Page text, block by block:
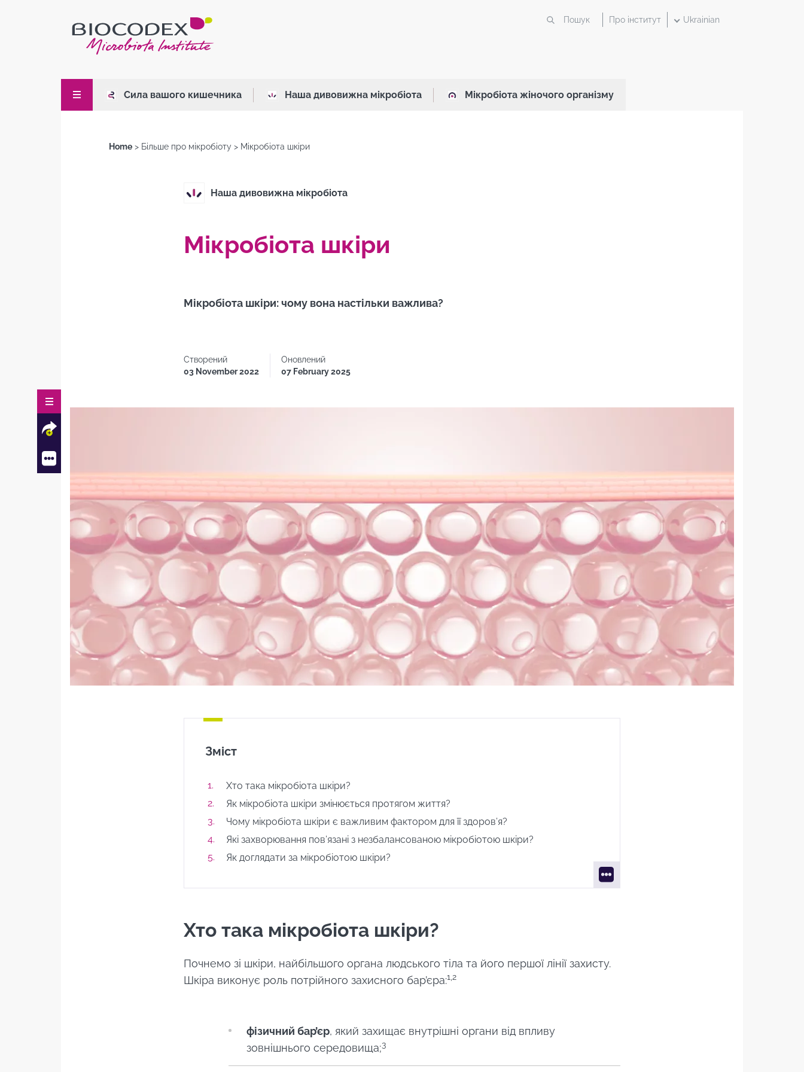
Про інститут Ukrainian
Сила вашого кишечника Наша дивовижна мікробіота Мікробіота жіночого організму
Home Більше про мікробіоту Мікробіота шкіри
Наша дивовижна мікробіота
Мікробіота шкіри
Мікробіота шкіри: чому вона настільки важлива?
Facebook
TwitterMail
Хто така мікробіота шкіри?
Як мікробіота шкіри змінюється
протягом життя?
Чому мікробіота шкіри є важливим
фактором для її здоров’я?
Які захворювання пов’язані з
незбалансованою мікробіотою
шкіри?
Як доглядати за мікробіотою
Створений
03 November 2022
Оновлений
07 February 2025
Зміст
Хто така мікробіота шкіри?
Як мікробіота шкіри змінюється протягом життя?
Чому мікробіота шкіри є важливим фактором для її здоров’я?
Які захворювання пов’язані з незбалансованою мікробіотою шкіри?
Як доглядати за мікробіотою шкіри?
Хто така мікробіота шкіри?
Почнемо зі шкіри, найбільшого органа людського тіла та його першої лінії захисту.
Шкіра виконує роль потрійного захисного бар’єра:1,2
фізичний бар’єр, який захищає внутрішні органи від впливу
зовнішнього середовища;3